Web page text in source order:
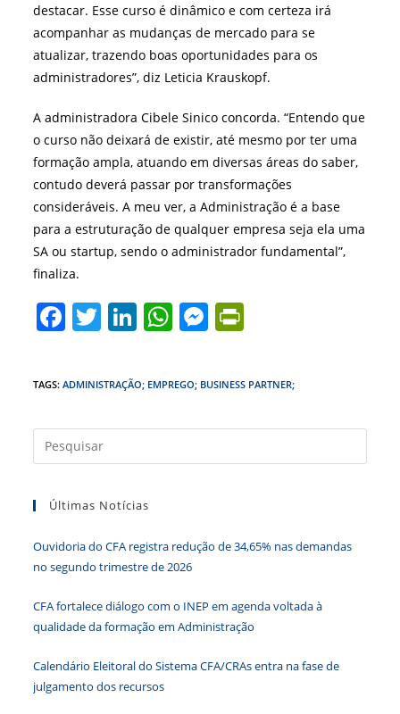
destacar. Esse curso é dinâmico e com certeza irá
acompanhar as mudanças de mercado para se
atualizar, trazendo boas oportunidades para os
administradores”, diz Leticia Krauskopf.
A administradora Cibele Sinico concorda. “Entendo que
o curso não deixará de existir, até mesmo por ter uma
formação ampla, atuando em diversas áreas do saber,
contudo deverá passar por transformações
consideráveis. A meu ver, a Administração é a base
para a estruturação de qualquer empresa seja ela uma
SA ou startup, sendo o administrador fundamental”,
finaliza.
F
c
b
o
k
T
itt
er
Li
k
e
dI
n
W
at
A
p
M
ss
n
g
tF
e
n
TAGS:ADMINISTRAÇÃO; EMPREGO; BUSINESS PARTNER;
a
Últimas Notícias
Ouvidoria do CFA registra redução de 34,65% nas demandas
no segundo trimestre de 2026
CFA fortalece diálogo com o INEP em agenda voltada à
qualidade da formação em Administração
Calendário Eleitoral do Sistema CFA/CRAs entra na fase de
julgamento dos recursos